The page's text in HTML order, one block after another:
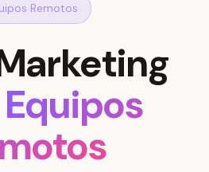
Remotos
Equipos